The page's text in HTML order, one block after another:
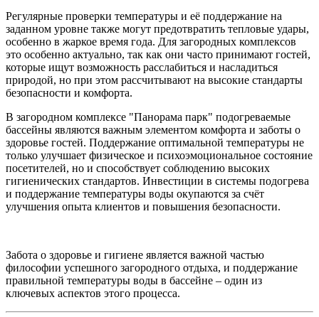
Регулярные проверки температуры и её поддержание на
заданном уровне также могут предотвратить тепловые удары,
особенно в жаркое время года. Для загородных комплексов
это особенно актуально, так как они часто принимают гостей,
которые ищут возможность расслабиться и насладиться
природой, но при этом рассчитывают на высокие стандарты
безопасности и комфорта.
В загородном комплексе "Панорама парк" подогреваемые
бассейны являются важным элементом комфорта и заботы о
здоровье гостей. Поддержание оптимальной температуры не
только улучшает физическое и психоэмоциональное состояние
посетителей, но и способствует соблюдению высоких
гигиенических стандартов. Инвестиции в системы подогрева
и поддержание температуры воды окупаются за счёт
улучшения опыта клиентов и повышения безопасности.
Забота о здоровье и гигиене является важной частью
философии успешного загородного отдыха, и поддержание
правильной температуры воды в бассейне – один из
ключевых аспектов этого процесса.